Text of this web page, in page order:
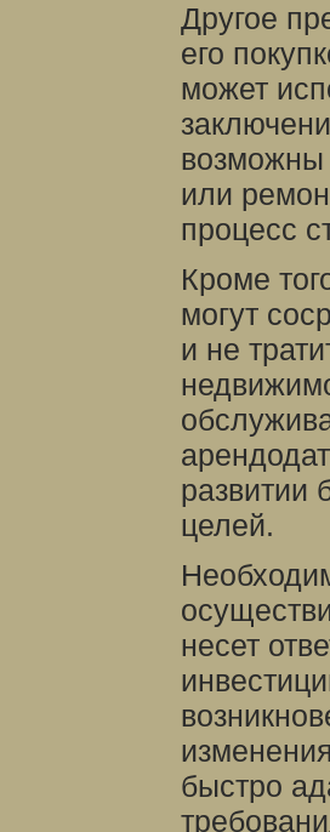
Другое
его
может
возможны
или
процесс
Кроме
могут
и не
развитии
целей.
несет
быстро